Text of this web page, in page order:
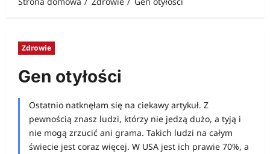
Zdrowie
Gen otyłości
Ostatnio natknęłam się na ciekawy artykuł. Z
pewnością znasz ludzi, którzy nie jedzą dużo, a tyją i
nie mogą zrzucić ani grama. Takich ludzi na całym
świecie jest coraz więcej. W USA jest ich prawie 70%, a